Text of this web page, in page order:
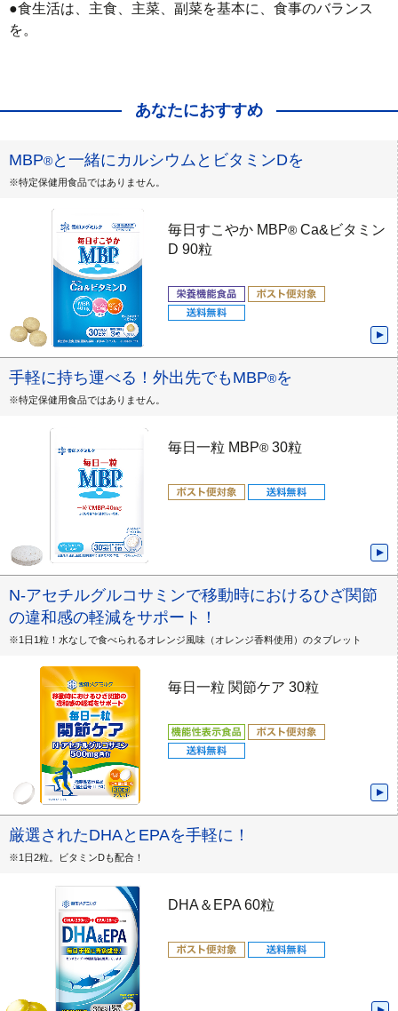
●食生活は、主食、主菜、副菜を基本に、食事のバランス
を。
あなたにおすすめ
MBP®と一緒にカルシウムとビタミンDを
※特定保健用食品ではありません。
毎日すこやか MBP®Ca&ビタミン
D 90粒
手軽に持ち運べる！外出先でもMBP®を
※特定保健用食品ではありません。
毎日一粒 MBP®30粒
N-アセチルグルコサミンで移動時におけるひざ関節
の違和感の軽減をサポート！
※1日1粒！水なしで食べられるオレンジ風味（オレンジ香料使用）のタブレット
毎日一粒 関節ケア 30粒
厳選されたDHAとEPAを手軽に！
※1日2粒。ビタミンDも配合！
DHA＆EPA 60粒